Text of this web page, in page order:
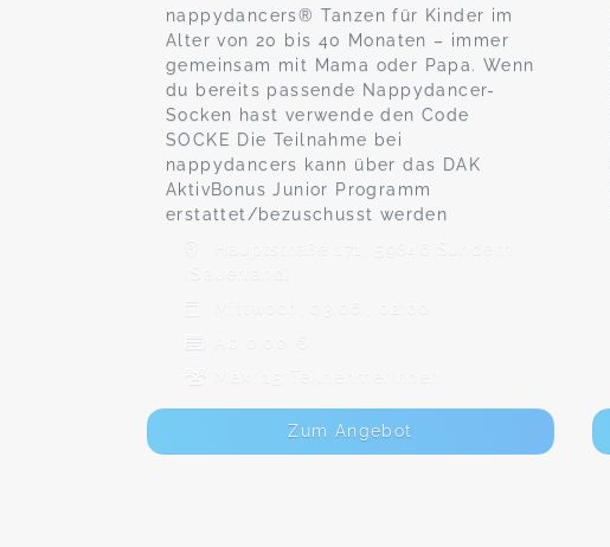
nappydancers® Tanzen für Kinder im
Alter von 20 bis 40 Monaten – immer
gemeinsam mit Mama oder Papa. Wenn
du bereits passende Nappydancer-
Socken hast verwende den Code
SOCKE Die Teilnahme bei
nappydancers kann über das DAK
AktivBonus Junior Programm
erstattet/bezuschusst werden
Hauptstraße 171, 59846 Sundern
(Sauerland)
Mittwoch, 03.06., 02:00
Ab 0,00 €
Max. 15 TeilnehmerInnen
Zum Angebot